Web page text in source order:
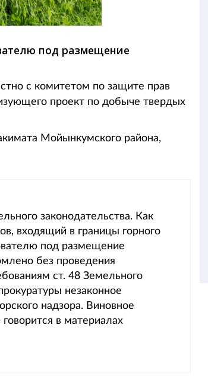
под размещение
с комитетом по защите прав
проект по добыче твердых
Мойынкумского района,
законодательства. Как
входящий в границы горного
под размещение
без проведения
ст. 48 Земельного
незаконное
надзора. Виновное
в материалах